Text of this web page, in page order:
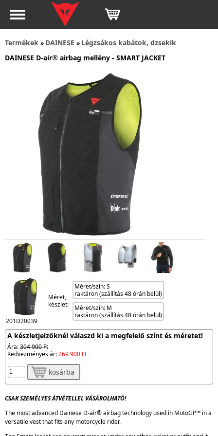
Termékek » DAINESE » Légzsákos kabátok, dzsekik
DAINESE D-air® airbag mellény - SMART JACKET
201D20039
Méret,
készlet:
Méret/szín: S
raktáron (szállítás 48 órán belül)
Méret/szín: M
raktáron (szállítás 48 órán belül)
A készletjelzőknél válaszd ki a megfelelő színt és méretet!
Ára:304 900 Ft
Kedvezményes ár:269 900 Ft
kosárba
CSAK SZEMÉLYES ÁTVÉTELLEL VÁSÁROLHATÓ!
The most advanced Dainese D-air® airbag technology used in MotoGP™ in a
versatile vest that fits any motorcycle rider.